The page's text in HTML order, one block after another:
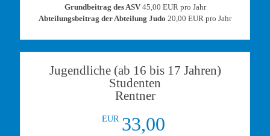
Grundbeitrag des ASV45,00 EUR pro Jahr
Abteilungsbeitrag der Abteilung Judo 20,00 EUR pro Jahr
Jugendliche (ab 16 bis 17 Jahren)
Studenten
Rentner
EUR 33,00